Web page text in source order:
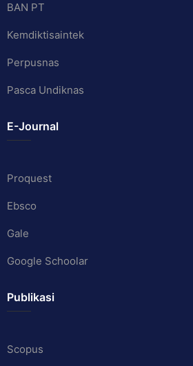
BAN PT
Kemdiktisaintek
Perpusnas
Pasca Undiknas
E-Journal
Proquest
Ebsco
Gale
Google Schoolar
Publikasi
Scopus